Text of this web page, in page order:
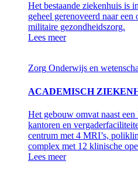
Het bestaande ziekenhuis is
geheel gerenoveerd naar
militaire gezondheidszorg.
Lees meer
Zorg Onderwijs en
ACADEMISCH
Het gebouw omvat naast
kantoren en
centrum met 4 MRI’s,
complex met 12 klinische
Lees meer